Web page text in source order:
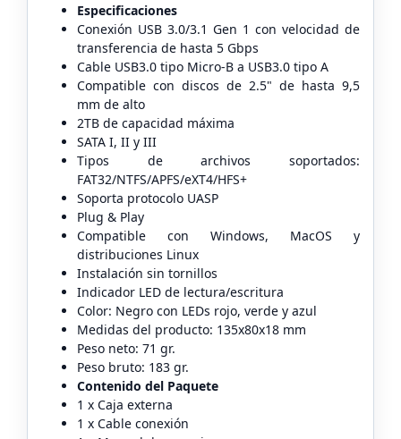
Especificaciones
Conexión USB 3.0/3.1 Gen 1 con velocidad de
transferencia de hasta 5 Gbps
Cable USB3.0 tipo Micro-B a USB3.0 tipo A
Compatible con discos de 2.5" de hasta 9,5
mm de alto
2TB de capacidad máxima
SATA I, II y III
Tipos de archivos soportados:
FAT32/NTFS/APFS/eXT4/HFS+
Soporta protocolo UASP
Plug & Play
Compatible con Windows, MacOS y
distribuciones Linux
Instalación sin tornillos
Indicador LED de lectura/escritura
Color: Negro con LEDs rojo, verde y azul
Medidas del producto: 135x80x18 mm
Peso neto: 71 gr.
Peso bruto: 183 gr.
Contenido del Paquete
1 x Caja externa
1 x Cable conexión